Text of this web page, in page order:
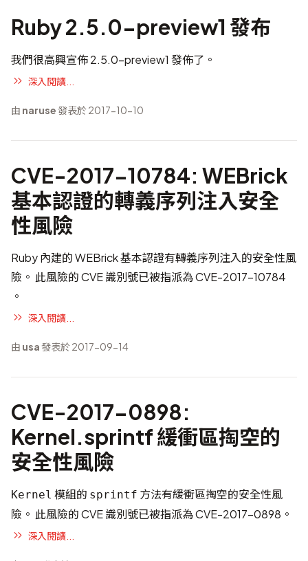
Ruby 2.5.0-preview1 發布
我們很高興宣佈 2.5.0-preview1 發佈了。
深入閱讀...
由 naruse發表於 2017-10-10
CVE-2017-10784: WEBrick
基本認證的轉義序列注入安全
性風險
Ruby 內建的 WEBrick 基本認證有轉義序列注入的安全性風
險。 此風險的 CVE 識別號已被指派為CVE-2017-10784
。
深入閱讀...
由 usa發表於 2017-09-14
CVE-2017-0898:
Kernel.sprintf 緩衝區掏空的
安全性風險
Kernel 模組的 sprintf 方法有緩衝區掏空的安全性風
險。 此風險的 CVE 識別號已被指派為CVE-2017-0898 。
深入閱讀...